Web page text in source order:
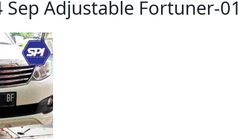
Sep Adjustable Fortuner-01